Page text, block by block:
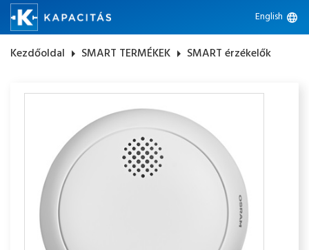
English language
Kezdőoldal arrow_right SMART TERMÉKEK arrow_right SMART érzékelők